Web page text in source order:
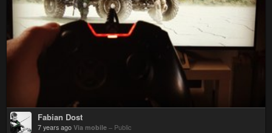
Fabian Dost
7 years ago Via mobile – Public